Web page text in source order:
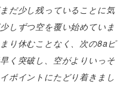
だ少し残っていることに気
しずつ空を覆い始めていま
り休むことなく、次の8aピ
く突破し、空がよりいっそ
ポイントにたどり着きまし